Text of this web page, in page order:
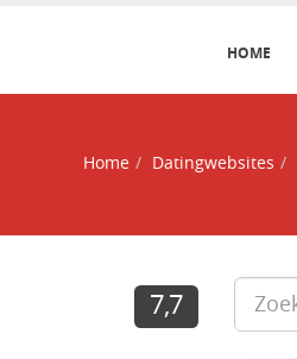
HOME
Home Datingwebsites
7,7